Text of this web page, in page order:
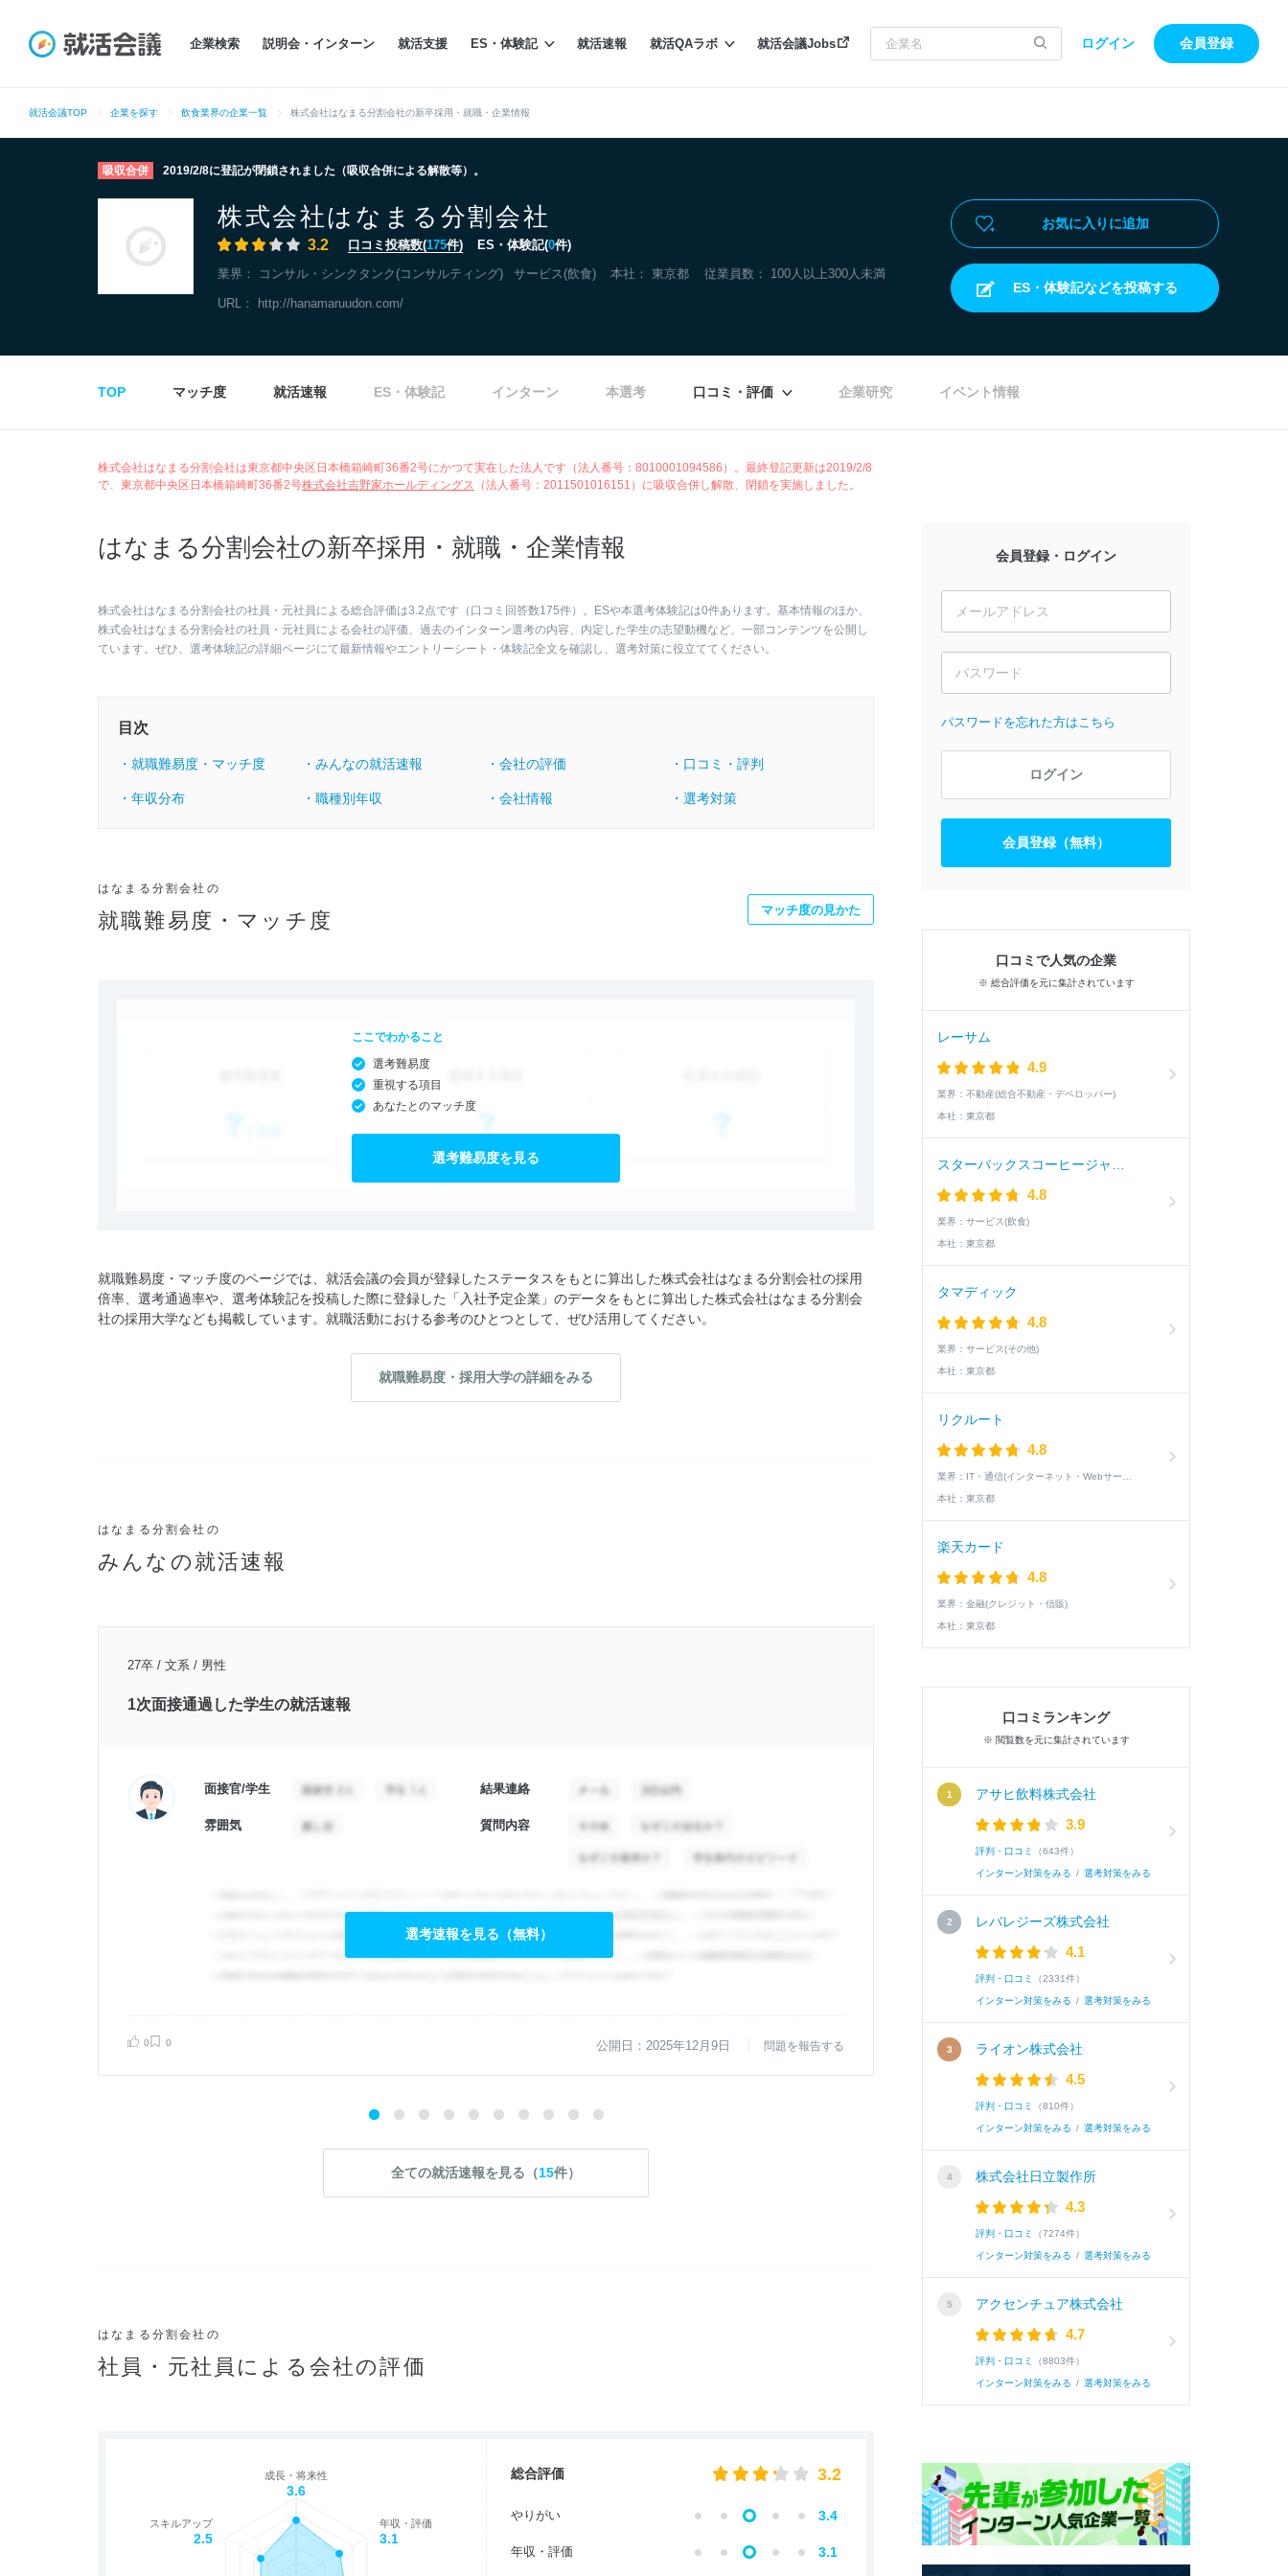
企業検索 説明会・インターン 就活支援 ES・体験記 就活速報 就活QAラボ 就活会議Jobs ログイン 会員登録
就活会議TOP 企業を探す 飲食業界の企業一覧 株式会社はなまる分割会社の新卒採用・就職・企業情報
吸収合併 2019/2/8に登記が閉鎖されました（吸収合併による解散等）。
株式会社はなまる分割会社
3.2 口コミ投稿数(175件) ES・体験記(0件)
業界： コンサル・シンクタンク(コンサルティング) サービス(飲食) 本社：東京都 従業員数： 100人以上300人未満
URL： http://hanamaruudon.com/
お気に入りに追加
ES・体験記などを投稿する
TOP マッチ度 就活速報 ES・体験記 インターン 本選考 口コミ・評価 企業研究 イベント情報
株式会社はなまる分割会社は東京都中央区日本橋箱崎町36番2号にかつて実在した法人です（法人番号：8010001094586）。最終登記更新は2019/2/8
で、東京都中央区日本橋箱崎町36番2号株式会社吉野家ホールディングス （法人番号：2011501016151）に吸収合併し解散、閉鎖を実施しました。
はなまる分割会社の新卒採用・就職・企業情報
株式会社はなまる分割会社の社員・元社員による総合評価は3.2点です（口コミ回答数175件）。ESや本選考体験記は0件あります。基本情報のほか、
株式会社はなまる分割会社の社員・元社員による会社の評価、過去のインターン選考の内容、内定した学生の志望動機など、一部コンテンツを公開し
ています。ぜひ、選考体験記の詳細ページにて最新情報やエントリーシート・体験記全文を確認し、選考対策に役立ててください。
目次
・就職難易度・マッチ度 ・みんなの就活速報 ・会社の評価 ・口コミ・評判
・年収分布 ・職種別年収 ・会社情報 ・選考対策
はなまる分割会社の
就職難易度・マッチ度 マッチ度の見かた
ここでわかること
選考難易度
重視する項目
あなたとのマッチ度
選考難易度を見る
就職難易度・マッチ度のページでは、就活会議の会員が登録したステータスをもとに算出した株式会社はなまる分割会社の採用
倍率、選考通過率や、選考体験記を投稿した際に登録した「入社予定企業」のデータをもとに算出した株式会社はなまる分割会
社の採用大学なども掲載しています。就職活動における参考のひとつとして、ぜひ活用してください。
就職難易度・採用大学の詳細をみる
はなまる分割会社の
みんなの就活速報
27卒 / 文系 / 男性
1次面接通過した学生の就活速報
面接官/学生 結果連絡
雰囲気 質問内容
選考速報を見る（無料）
0 0 公開日：2025年12月9日 問題を報告する
面接官/学生
雰囲気
0 0
全ての就活速報を見る（15件）
はなまる分割会社の
社員・元社員による会社の評価
成長・将来性
3.6
年収・評価
3.1
スキルアップ
2.5
総合評価 3.2
やりがい 3.4
年収・評価 3.1
会員登録・ログイン
パスワードを忘れた方はこちら
ログイン
会員登録（無料）
口コミで人気の企業
※ 総合評価を元に集計されています
レーサム
4.9
業界： 不動産(総合不動産・デベロッパー)
本社： 東京都
4.8
業界： サービス(飲食)
本社： 東京都
タマディック
4.8
業界： サービス(その他)
本社： 東京都
リクルート
4.8
業界：
本社： 東京都
楽天カード
4.8
業界： 金融(クレジット・信販)
本社： 東京都
口コミランキング
※ 閲覧数を元に集計されています
アサヒ飲料株式会社
3.9
評判・口コミ （643件）
インターン対策をみる / 選考対策をみる
レバレジーズ株式会社
4.1
評判・口コミ （2331件）
インターン対策をみる / 選考対策をみる
ライオン株式会社
4.5
評判・口コミ （810件）
インターン対策をみる / 選考対策をみる
株式会社日立製作所
4.3
評判・口コミ （7274件）
インターン対策をみる / 選考対策をみる
アクセンチュア株式会社
4.7
評判・口コミ （8803件）
インターン対策をみる / 選考対策をみる